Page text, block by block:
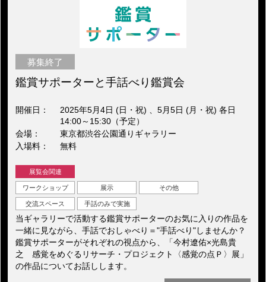
募集終了
鑑賞サポーターと手話べり鑑賞会
開催日
2025年5月4日 (日・祝) 、5月5日 (月・祝) 各日
14:00～15:30（予定）
会場
東京都渋谷公園通りギャラリー
入場料
無料
展覧会関連
ワークショップ 展示 その他
交流スペース 手話のみで実施
当ギャラリーで活動する鑑賞サポーターのお気に入りの作品を
一緒に見ながら、手話でおしゃべり＝"手話べり"しませんか？
鑑賞サポーターがそれぞれの視点から、「今村遼佑×光島貴
之 感覚をめぐるリサーチ・プロジェクト〈感覚の点Ｐ〉展」
の作品についてお話しします。